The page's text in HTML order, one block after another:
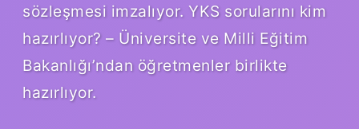
sözleşmesi imzalıyor. YKS sorularını kim
hazırlıyor? – Üniversite ve Milli Eğitim
Bakanlığı’ndan öğretmenler birlikte
hazırlıyor.